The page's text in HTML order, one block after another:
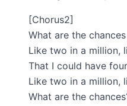
[Chorus2]
What are the
Like two in a million,
That I could have
Like two in a million,
What are the